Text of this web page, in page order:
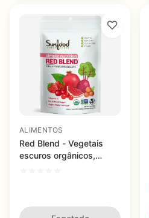
ALIMENTOS
Red Blend - Vegetais
escuros orgânicos,
Simple Nutrition - 113g